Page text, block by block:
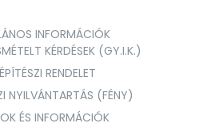
INFORMÁCIÓK
KÉRDÉSEK (GY.I.K.)
RENDELET
NYILVÁNTARTÁS (FÉNY)
ÉS INFORMÁCIÓK